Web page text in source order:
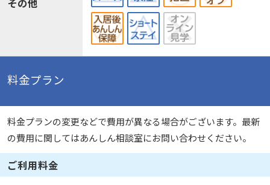
その他
料金プラン
料金プランの変更などで費用が異なる場合がございます。最新
の費用に関してはあんしん相談室にお問い合わせください。
ご利用料金